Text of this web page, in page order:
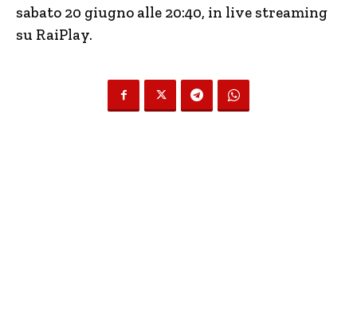
sabato 20 giugno alle 20:40, in live streaming
su RaiPlay.